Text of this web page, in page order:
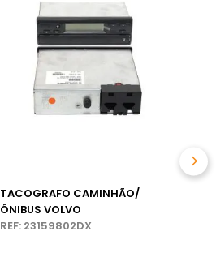
TACOGRAFO CAMINHÃO/
ÔNIBUS VOLVO
REF: 23159802DX